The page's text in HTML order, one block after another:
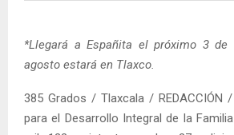
*Llegará a Españita el próximo 3
agosto estará en Tlaxco.
385 Grados / Tlaxcala / REDACCIÓN
para el Desarrollo Integral de la